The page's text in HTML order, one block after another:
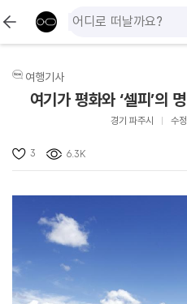
여행기사
여기가 평화와 ‘셀피’의
경기 파주시 수
3 6.3K